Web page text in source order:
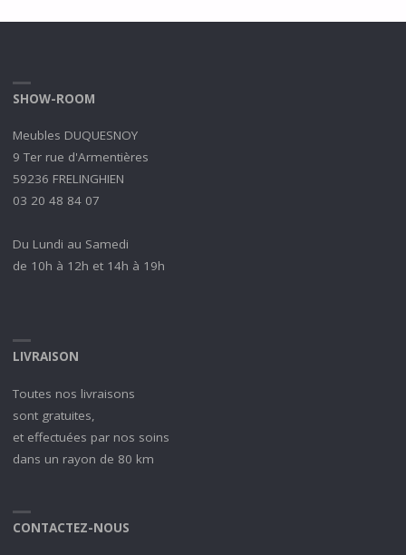
SHOW-ROOM
Meubles DUQUESNOY
9 Ter rue d'Armentières
59236 FRELINGHIEN
03 20 48 84 07
Du Lundi au Samedi
de 10h à 12h et 14h à 19h
LIVRAISON
Toutes nos livraisons
sont gratuites,
et effectuées par nos soins
dans un rayon de 80 km
CONTACTEZ-NOUS